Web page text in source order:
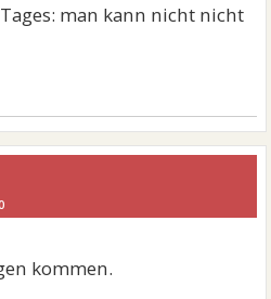
man kann nicht nicht
kommen.